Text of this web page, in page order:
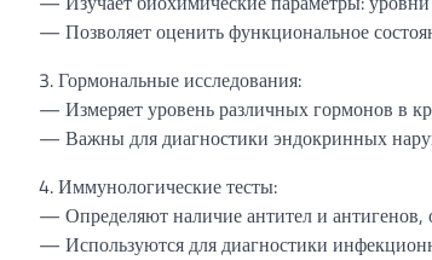
— Позволяет оценить функциональное
3. Гормональные исследования:
— Измеряет уровень различных гормонов в
— Важны для диагностики эндокринных
4. Иммунологические тесты:
— Определяют наличие антител и
— Используются для диагностики